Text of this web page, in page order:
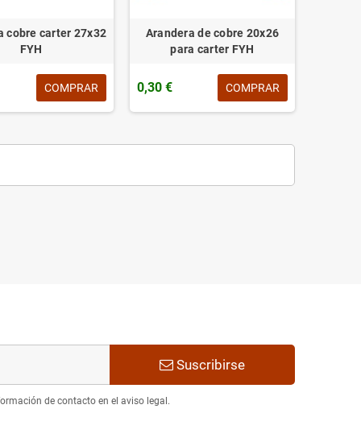
cobre carter 27x32
FYH
COMPRAR
Arandera de cobre 20x26
para carter FYH
0,30 € COMPRAR
Suscribirse
de contacto en el aviso legal.